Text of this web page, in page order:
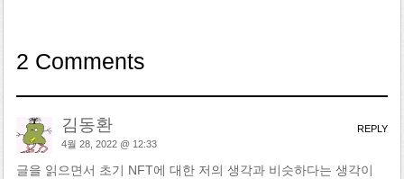
2 Comments
김동환
4월 28, 2022 @ 12:33
글을 읽으면서 초기 NFT에 대한 저의 생각과 비슷하다는 생각이
REPLY